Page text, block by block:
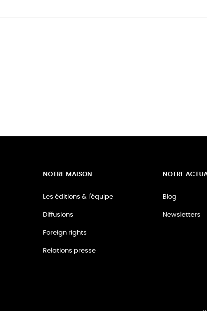
NOTRE MAISON
Les éditions & l'équipe
Diffusions
Foreign rights
Relations presse
NOTRE
Blog
Newsletters